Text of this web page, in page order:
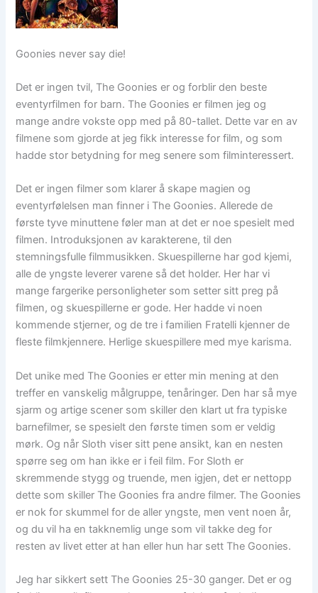
Goonies never say die!
Det er ingen tvil, The Goonies er og forblir den beste
eventyrfilmen for barn. The Goonies er filmen jeg og
mange andre vokste opp med på 80-tallet. Dette var en av
filmene som gjorde at jeg fikk interesse for film, og som
hadde stor betydning for meg senere som filminteressert.
Det er ingen filmer som klarer å skape magien og
eventyrfølelsen man finner i The Goonies. Allerede de
første tyve minuttene føler man at det er noe spesielt med
filmen. Introduksjonen av karakterene, til den
stemningsfulle filmmusikken. Skuespillerne har god kjemi,
alle de yngste leverer varene så det holder. Her har vi
mange fargerike personligheter som setter sitt preg på
filmen, og skuespillerne er gode. Her hadde vi noen
kommende stjerner, og de tre i familien Fratelli kjenner de
fleste filmkjennere. Herlige skuespillere med mye karisma.
Det unike med The Goonies er etter min mening at den
treffer en vanskelig målgruppe, tenåringer. Den har så mye
sjarm og artige scener som skiller den klart ut fra typiske
barnefilmer, se spesielt den første timen som er veldig
mørk. Og når Sloth viser sitt pene ansikt, kan en nesten
spørre seg om han ikke er i feil film. For Sloth er
skremmende stygg og truende, men igjen, det er nettopp
dette som skiller The Goonies fra andre filmer. The Goonies
er nok for skummel for de aller yngste, men vent noen år,
og du vil ha en takknemlig unge som vil takke deg for
resten av livet etter at han eller hun har sett The Goonies.
Jeg har sikkert sett The Goonies 25-30 ganger. Det er og